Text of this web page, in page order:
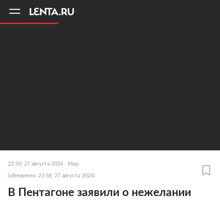
23:50, 27 августа 2024 Мир
(обновлено: 23:58, 27 августа 2024)
В Пентагоне заявили о нежелании